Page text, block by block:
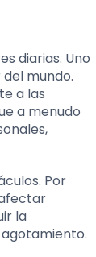
diarias. Uno
mundo.
a las
a menudo
Por
la